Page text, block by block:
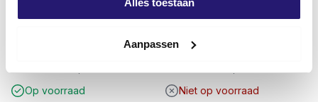
Alles toestaan
Aanpassen
Op voorraad
€10,89
Niet op voorraad